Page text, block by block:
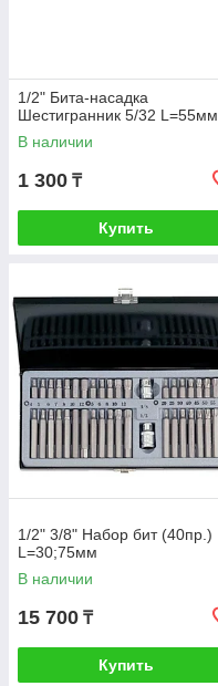
1/2" Бита-насадка
Шестигранник 5/32 L=55мм
В наличии
1 300 ₸
Купить
1/2" 3/8" Набор бит (40пр.)
L=30;75мм
В наличии
15 700 ₸
Купить